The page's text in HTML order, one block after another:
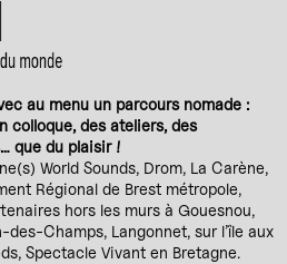
monde
au menu un parcours nomade :
colloque, des ateliers, des
que du plaisir !
World Sounds, Drom, La Carène,
Régional de Brest métropole,
hors les murs à Gouesnou,
des-Champs, Langonnet, sur l’île aux
Spectacle Vivant en Bretagne.